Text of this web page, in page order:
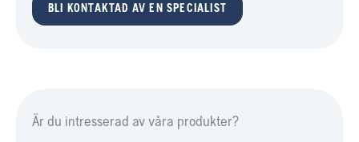
BLI KONTAKTAD AV EN SPECIALIST
Är du intresserad av våra produkter?